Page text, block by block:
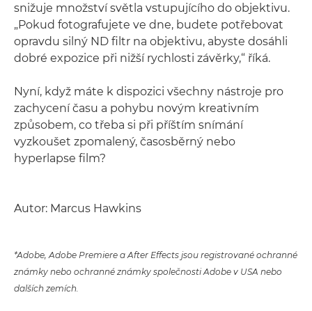
snižuje množství světla vstupujícího do objektivu.
„Pokud fotografujete ve dne, budete potřebovat
opravdu silný ND filtr na objektivu, abyste dosáhli
dobré expozice při nižší rychlosti závěrky,“ říká.
Nyní, když máte k dispozici všechny nástroje pro
zachycení času a pohybu novým kreativním
způsobem, co třeba si při příštím snímání
vyzkoušet zpomalený, časosběrný nebo
hyperlapse film?
Autor: Marcus Hawkins
*Adobe, Adobe Premiere a After Effects jsou registrované ochranné
známky nebo ochranné známky společnosti Adobe v USA nebo
dalších zemích.